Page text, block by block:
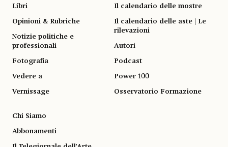
Libri
Opinioni & Rubriche
Notizie politiche e
professionali
Fotografia
Vedere a
Vernissage
Il calendario delle mostre
Il calendario delle aste | Le
rilevazioni
Autori
Podcast
Power 100
Osservatorio Formazione
Chi Siamo
Abbonamenti